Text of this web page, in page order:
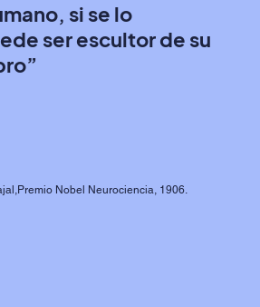
si se lo
ser escultor de su
Nobel Neurociencia, 1906.